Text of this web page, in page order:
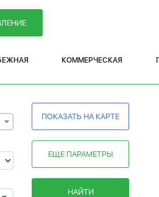
КОММЕРЧЕСКАЯ
ПОКАЗАТЬ НА КАРТЕ
ЕЩЕ ПАРАМЕТРЫ
НАЙТИ